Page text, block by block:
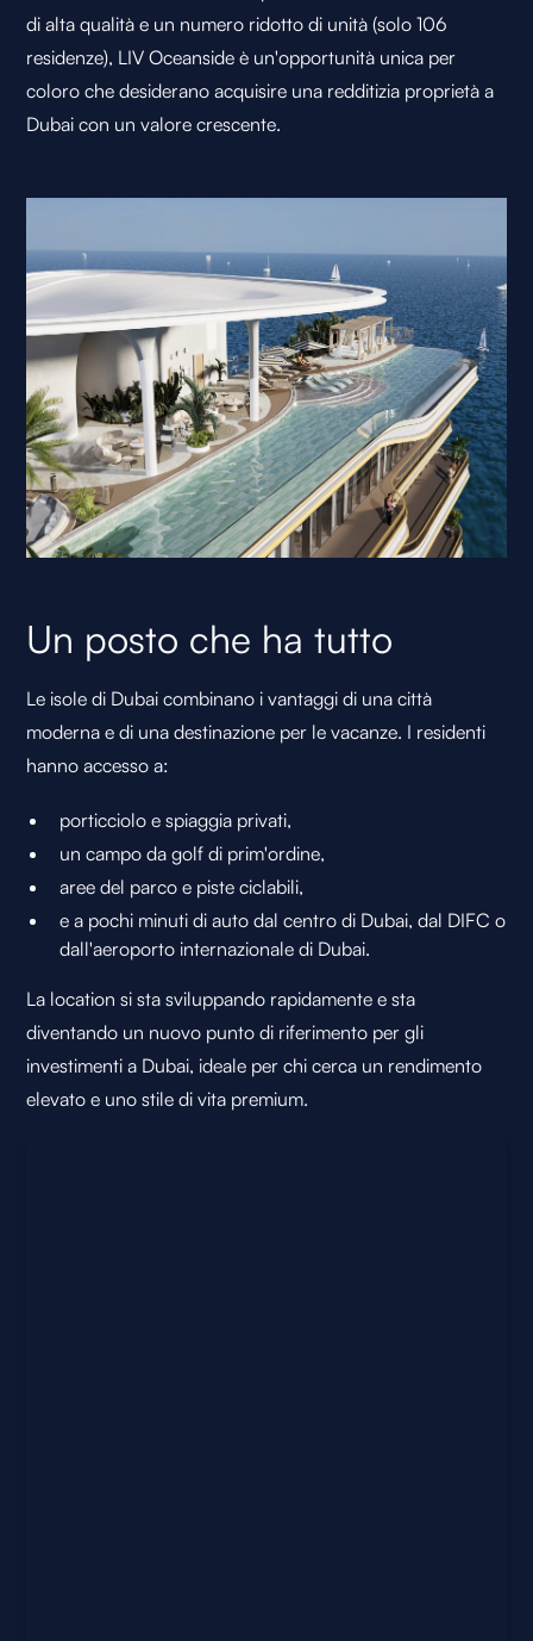
di alta qualità e un numero ridotto di unità (solo 106
residenze), LIV Oceanside è un'opportunità unica per
coloro che desiderano acquisire una redditizia proprietà a
Dubai con un valore crescente.
Un posto che ha tutto
Le isole di Dubai combinano i vantaggi di una città
moderna e di una destinazione per le vacanze. I residenti
hanno accesso a:
porticciolo e spiaggia privati,
un campo da golf di prim'ordine,
aree del parco e piste ciclabili,
e a pochi minuti di auto dal centro di Dubai, dal DIFC o
dall'aeroporto internazionale di Dubai.
La location si sta sviluppando rapidamente e sta
diventando un nuovo punto di riferimento per gli
investimenti a Dubai, ideale per chi cerca un rendimento
elevato e uno stile di vita premium.